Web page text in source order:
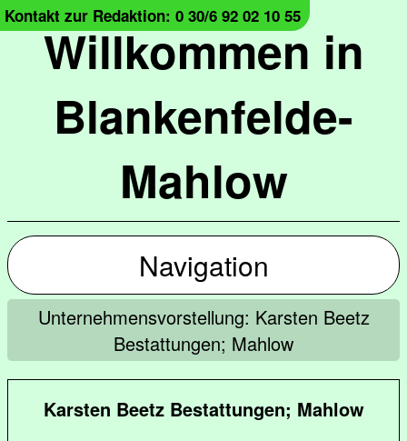
Willkommen in
Blankenfelde-
Mahlow
Kontakt zur Redaktion: 0 30/6 92 02 10 55
Navigation
Unternehmensvorstellung: Karsten Beetz
Bestattungen; Mahlow
Karsten Beetz Bestattungen; Mahlow